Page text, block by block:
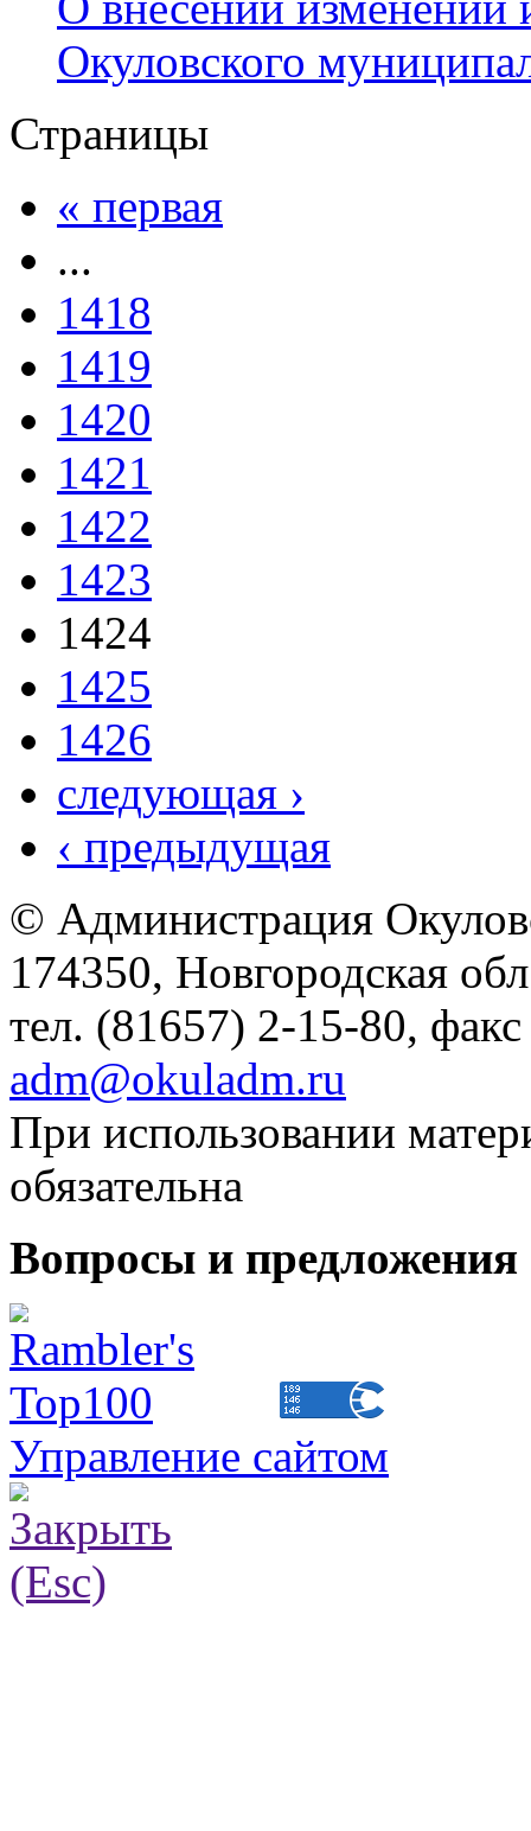
Окуловского
Страницы
« первая
...
1418
1419
1420
1421
1422
1423
1424
1425
1426
следующая ›
‹ предыдущая
© Администрация
174350, Новгородская
тел. (81657) 2-15-80,
adm@okuladm.ru
При использовании
обязательна
Вопросы и
Управление сайтом